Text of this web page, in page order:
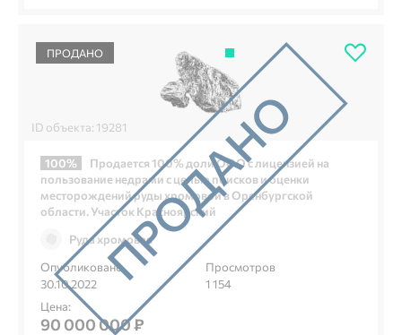
ПРОДАНО
ID объекта: 19281
100%
Продается 100% доли ООО с лицензией на
пользование недрами с целью поисков и оценки
месторождений руды хромовой в Оренбургской
области. Участок Красноярский
Руда хромовая
Опубликовано
30.10.2022
Просмотров
1 154
Цена:
90 000 000 ₽